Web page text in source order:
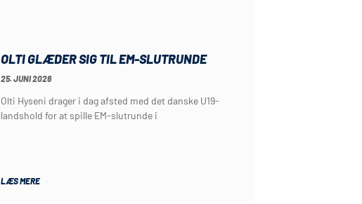
OLTI GLÆDER SIG TIL EM-SLUTRUNDE
25. JUNI 2026
Olti Hyseni drager i dag afsted med det danske U19-
landshold for at spille EM-slutrunde i
LÆS MERE